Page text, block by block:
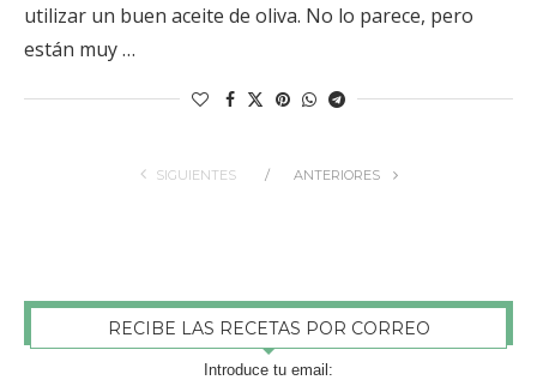
utilizar un buen aceite de oliva. No lo parece, pero
están muy …
SIGUIENTES ANTERIORES
RECIBE LAS RECETAS POR CORREO
Introduce tu email: